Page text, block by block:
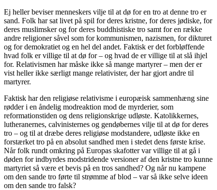
Ej heller beviser menneskers vilje til at dø for en tro at denne tro er
sand. Folk har sat livet på spil for deres kristne, for deres jødiske, for
deres muslimsker og for deres buddhistiske tro samt for en række
andre religioner såvel som for kommunismen, nazismen, for dikturet
og for demokratiet og en hel del andet. Faktisk er det forbløffende
hvad folk er villige til at dø for – og hvad de er villige til at slå ihjel
for. Relativismen har måske ikke så mange martyrer – men der er
vist heller ikke særligt mange relativister, der har gjort andre til
martyrer.
Faktisk har den religiøse relativisme i europæisk sammenhæng sine
rødder i en åndelig modreaktion mod de myrderier, som
reformationstiden og dens religionskrige udløste. Katolikkernes,
lutheranernes, calvinisternes og gendøbernes vilje til at dø for deres
tro – og til at dræbe deres religiøse modstandere, udløste ikke en
forstærket tro på en absolut sandhed men i stedet dens første krise.
Når folk rundt omkring på Europas skafotter var villige til at gå i
døden for indbyrdes modstridende versioner af den kristne tro kunne
martyriet så være et bevis på en tros sandhed? Og når nu kampene
om den sande tro førte til strømme af blod – var så ikke selve ideen
om den sande tro falsk?